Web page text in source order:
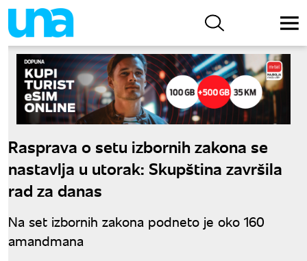
Rasprava o setu izbornih zakona se
nastavlja u utorak: Skupština završila
rad za danas
Na set izbornih zakona podneto je oko 160
amandmana